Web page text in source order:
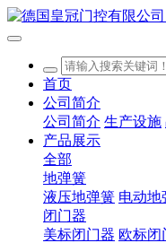
首页
公司简介
公司简介 生产设施
产品展示
全部
地弹簧
液压地弹簧 电动地
闭门器
美标闭门器 欧标闭